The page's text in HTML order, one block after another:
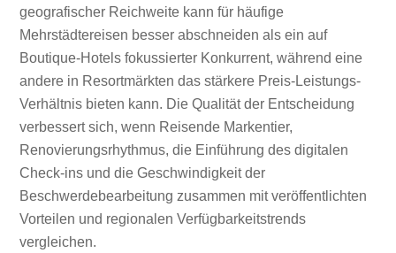
geografischer Reichweite kann für häufige
Mehrstädtereisen besser abschneiden als ein auf
Boutique-Hotels fokussierter Konkurrent, während eine
andere in Resortmärkten das stärkere Preis-Leistungs-
Verhältnis bieten kann. Die Qualität der Entscheidung
verbessert sich, wenn Reisende Markentier,
Renovierungsrhythmus, die Einführung des digitalen
Check-ins und die Geschwindigkeit der
Beschwerdebearbeitung zusammen mit veröffentlichten
Vorteilen und regionalen Verfügbarkeitstrends
vergleichen.